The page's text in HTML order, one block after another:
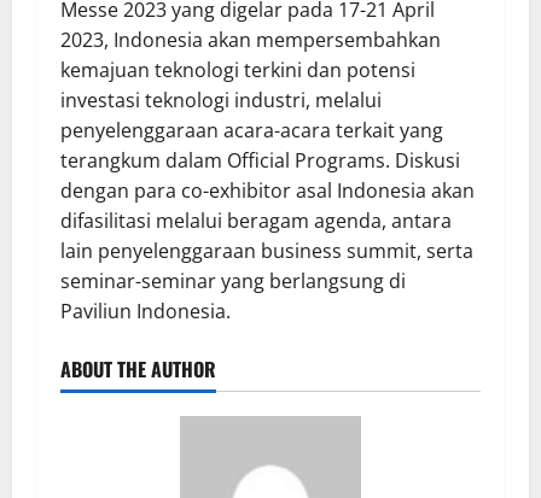
Messe 2023 yang digelar pada 17-21 April
2023, Indonesia akan mempersembahkan
kemajuan teknologi terkini dan potensi
investasi teknologi industri, melalui
penyelenggaraan acara-acara terkait yang
terangkum dalam Official Programs. Diskusi
dengan para co-exhibitor asal Indonesia akan
difasilitasi melalui beragam agenda, antara
lain penyelenggaraan business summit, serta
seminar-seminar yang berlangsung di
Paviliun Indonesia.
ABOUT THE AUTHOR